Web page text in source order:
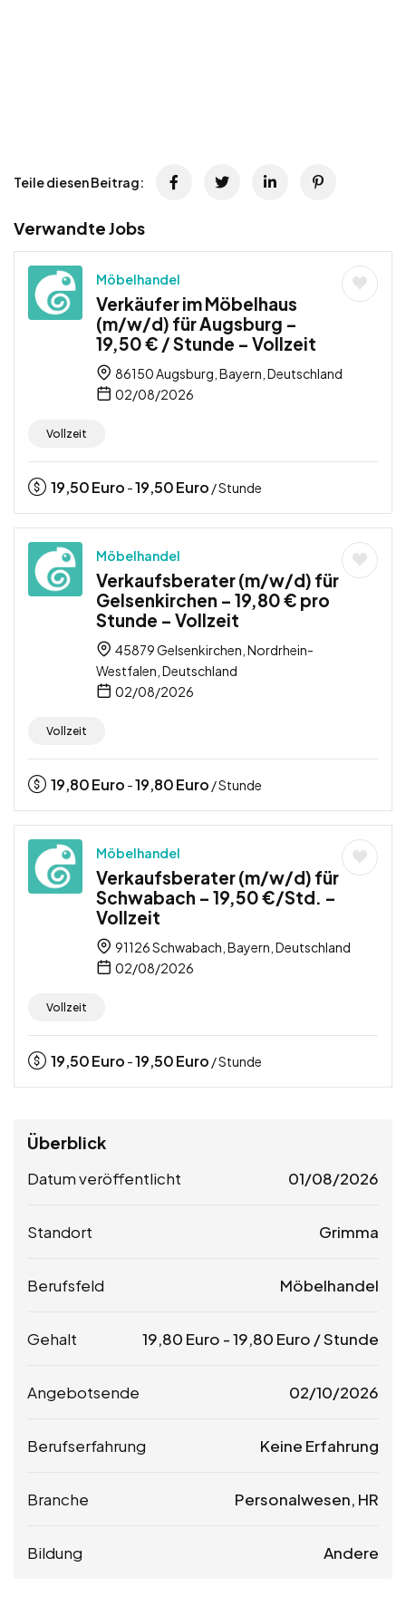
Teile diesen Beitrag:
Verwandte Jobs
Möbelhandel
Verkäufer im Möbelhaus
(m/w/d) für Augsburg –
19,50 € / Stunde – Vollzeit
86150 Augsburg, Bayern, Deutschland
02/08/2026
Vollzeit
19,50Euro -19,50Euro / Stunde
Möbelhandel
Verkaufsberater (m/w/d) für
Gelsenkirchen – 19,80 € pro
Stunde – Vollzeit
45879 Gelsenkirchen, Nordrhein-
Westfalen, Deutschland
02/08/2026
Vollzeit
19,80Euro -19,80Euro / Stunde
Möbelhandel
Verkaufsberater (m/w/d) für
Schwabach – 19,50 €/Std. –
Vollzeit
91126 Schwabach, Bayern, Deutschland
02/08/2026
Vollzeit
19,50Euro -19,50Euro / Stunde
Überblick
Datum veröffentlicht 01/08/2026
Standort Grimma
Berufsfeld Möbelhandel
Gehalt 19,80 Euro -19,80 Euro / Stunde
Angebotsende 02/10/2026
Berufserfahrung Keine Erfahrung
Branche Personalwesen, HR
Bildung Andere